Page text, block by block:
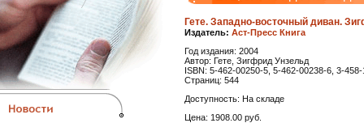
Гете. Западно-восточный диван.
Издатель: Аст-Пресс Книга
Год издания: 2004
Автор: Гете, Зигфрид Унзельд
ISBN: 5-462-00250-5, 5-462-00238-6, 3-
Страниц: 544
Доступность: На складе
Цена: 1908.00 руб.